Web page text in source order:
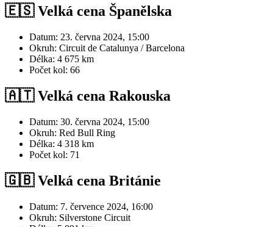
🇪🇸Velká cena Španělska
Datum: 23. června 2024, 15:00
Okruh: Circuit de Catalunya / Barcelona
Délka: 4 675 km
Počet kol: 66
🇦🇹 Velká cena Rakouska
Datum: 30. června 2024, 15:00
Okruh: Red Bull Ring
Délka: 4 318 km
Počet kol: 71
🇬🇧 Velká cena Británie
Datum: 7. července 2024, 16:00
Okruh: Silverstone Circuit